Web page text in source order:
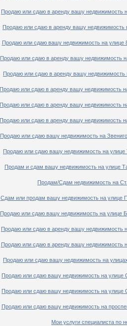
Продаю или сдаю в аренду вашу недвижимость
Продаю или сдаю в аренду вашу недвижимость
Продаю или сдаю вашу недвижимость на улице
Продаю или сдаю в аренду вашу недвижимость
Продаю или сдаю в аренду вашу недвижимость
Продаю или сдаю в аренду вашу недвижимость
Продаю или сдаю в аренду вашу недвижимость
Продаю или сдаю в аренду вашу недвижимость
Продаю или сдаю вашу недвижимость на
Продаю или сдаю вашу недвижимость на улице
Продам и сдам вашу недвижимость на улице
Продам/Сдам недвижимость на
Сдам или продам вашу недвижимость на улице
Продаю или сдаю вашу недвижимость на улице
Продаю или сдаю в аренду вашу недвижимость
Продаю или сдаю в аренду вашу недвижимость
Продаю или сдаю вашу недвижимость на
Продаю или сдаю вашу недвижимость на улице
Продаю или сдаю вашу недвижимость на улице
Продаю или сдаю вашу недвижимость на
Мои услуги специалиста по